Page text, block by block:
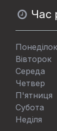
Час
Понеділок
Вівторок
Середа
Четвер
П'ятниця
Субота
Неділя